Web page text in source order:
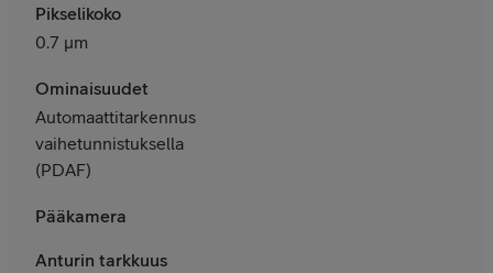
Pikselikoko
0.7 μm
Ominaisuudet
Automaattitarkennus
vaihetunnistuksella
(PDAF)
Pääkamera
Anturin tarkkuus